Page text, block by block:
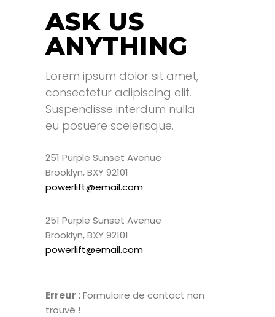
ASK US
ANYTHING
Lorem ipsum dolor sit amet,
consectetur adipiscing elit.
Suspendisse interdum nulla
eu posuere scelerisque.
251 Purple Sunset Avenue
Brooklyn, BXY 92101
powerlift@email.com
251 Purple Sunset Avenue
Brooklyn, BXY 92101
powerlift@email.com
Erreur :Formulaire de contact non
trouvé !